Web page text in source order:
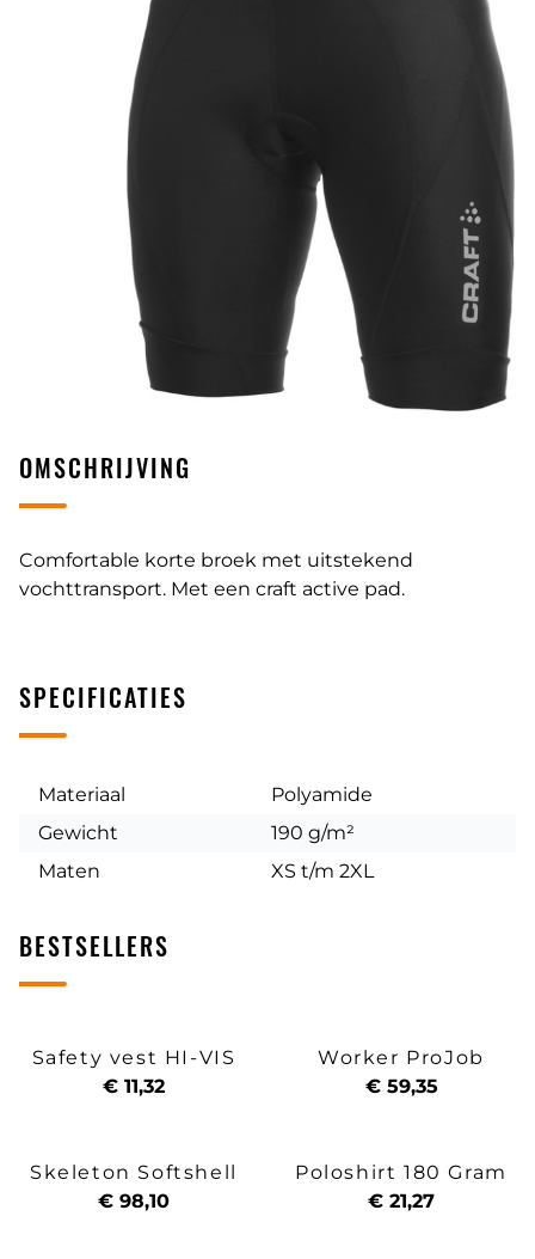
OMSCHRIJVING
Comfortable korte broek met uitstekend
vochttransport. Met een craft active pad.
SPECIFICATIES
Materiaal
Polyamide
Gewicht
190 g/m²
Maten
XS t/m 2XL
BESTSELLERS
Safety vest HI-VIS
€ 11,32
Worker ProJob
€ 59,35
Skeleton Softshell
€ 98,10
Poloshirt 180 Gram
€ 21,27